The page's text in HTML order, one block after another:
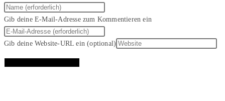
Gib deine E-Mail-Adresse zum Kommentieren ein
Gib deine Website-URL ein (optional)